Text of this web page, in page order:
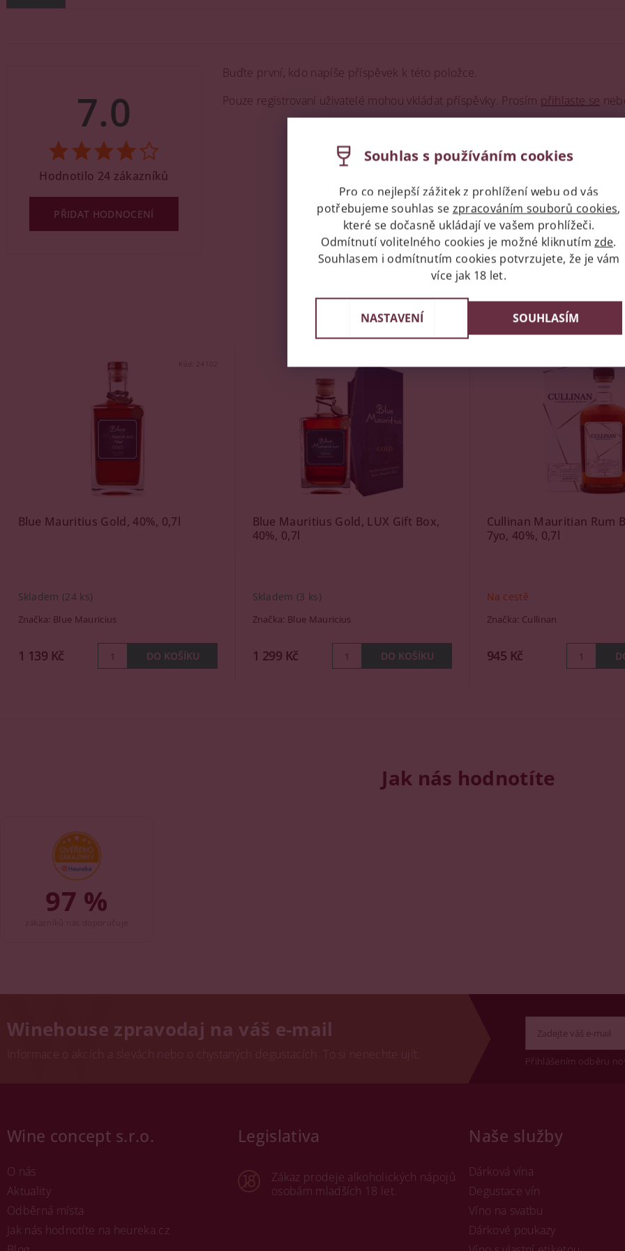
Buďte první, kdo napíše příspěvek k této položce.
Pouze registrovaní uživatelé mohou vkládat příspěvky. Prosím přihlaste se
7.0
Hodnotilo 24 zákazníků
PŘIDAT HODNOCENÍ
Podobné produkty
Kód: 24102
Blue Mauritius Gold, 40%, 0,7l
Skladem (24 ks)
Značka: Blue Mauricius
1 139 Kč
Blue Mauritius Gold, LUX Gift Box,
40%, 0,7l
Skladem (3 ks)
Značka: Blue Mauricius
1 299 Kč
Cullinan Mauritian Rum
7yo, 40%, 0,7l
Na cestě
Značka: Cullinan
945 Kč
Jak nás hodnotíte
97 %
Winehouse zpravodaj na váš e-mail
Informace o akcích a slevách nebo o chystaných degustacích. To si nenechte ujít. Přihlášením odběru
Wine concept s.r.o.
O nás
Aktuality
Odběrná místa
Jak nás hodnotíte na heureka.cz
Legislativa
Zákaz prodeje alkoholických nápojů
osobám mladších 18 let.
Naše služby
Dárková vína
Degustace vín
Víno na svatbu
Dárkové poukazy
Souhlas s používáním cookies
Pro co nejlepší zážitek z prohlížení webu od vás
potřebujeme souhlas se zpracováním souborů cookies,
které se dočasně ukládají ve vašem prohlížeči.
Odmítnutí volitelného cookies je možné kliknutímzde.
Souhlasem i odmítnutím cookies potvrzujete, že je vám
více jak 18 let.
NASTAVENÍ SOUHLASÍM